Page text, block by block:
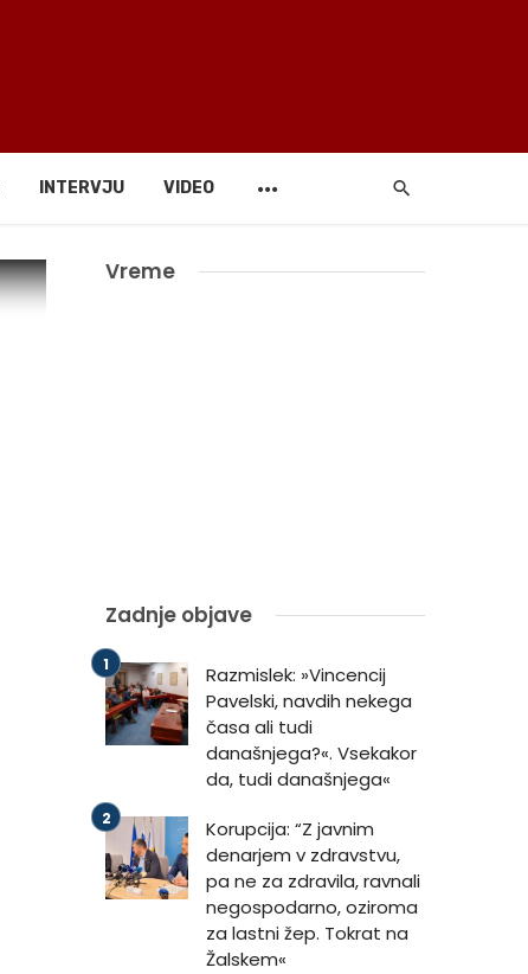
INTERVJU VIDEO
Vreme
Zadnje objave
Razmislek: »Vincencij
Pavelski, navdih nekega
časa ali tudi
današnjega?«. Vsekakor
da, tudi današnjega«
Korupcija: “Z javnim
denarjem v zdravstvu,
pa ne za zdravila, ravnali
negospodarno, oziroma
za lastni žep. Tokrat na
Žalskem«